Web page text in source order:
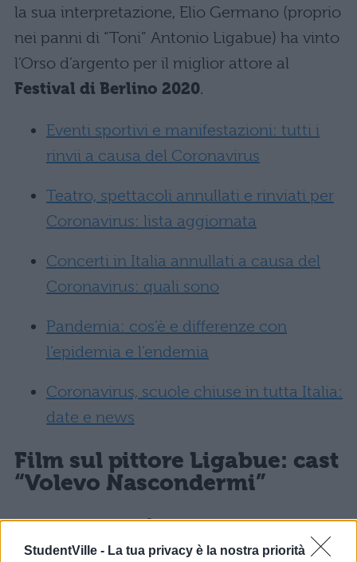
StudentVille - La tua privacy è la nostra priorità
la sua interpretazione, Elio Germano (proprio
nei panni di “Toni” Antonio Ligabue) ha vinto
l’Orso d’argento per il miglior attore al
Festival di Berlino 2020.
Eventi sportivi e manifestazioni: tutti i
rinvii a causa del Coronavirus
Teatro, spettacoli annullati e rinviati per
Coronavirus: lista aggiornata
Concerti in Italia annullati a causa del
Coronavirus: quali sono
Pandemia: cos’è e differenze con
l’epidemia e l’endemia
Coronavirus, scuole chiuse in tutta Italia:
date e news
Film sul pittore Ligabue: cast
“Volevo Nascondermi”
Ecco ilcast completodel film “Volevo
nascondermi”, oltre al già citato Elio